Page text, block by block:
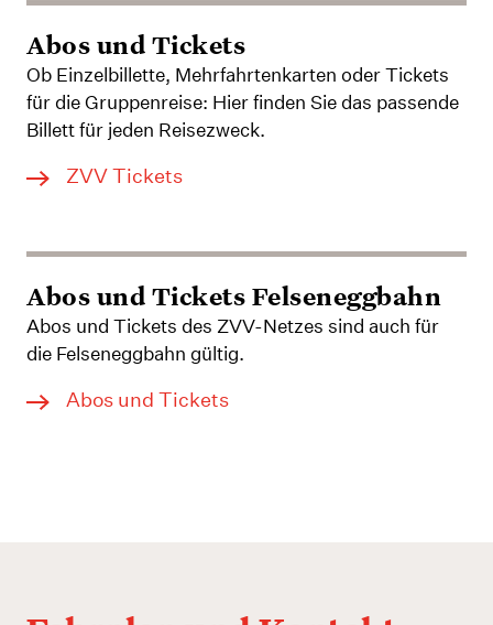
Abos und Tickets
Ob Einzelbillette, Mehrfahrtenkarten oder Tickets
für die Gruppenreise: Hier finden Sie das passende
Billett für jeden Reisezweck.
ZVV Tickets
Abos und Tickets Felseneggbahn
Abos und Tickets des ZVV-Netzes sind auch für
die Felseneggbahn gültig.
Abos und Tickets